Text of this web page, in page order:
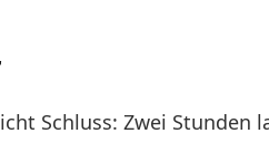
Schluss: Zwei